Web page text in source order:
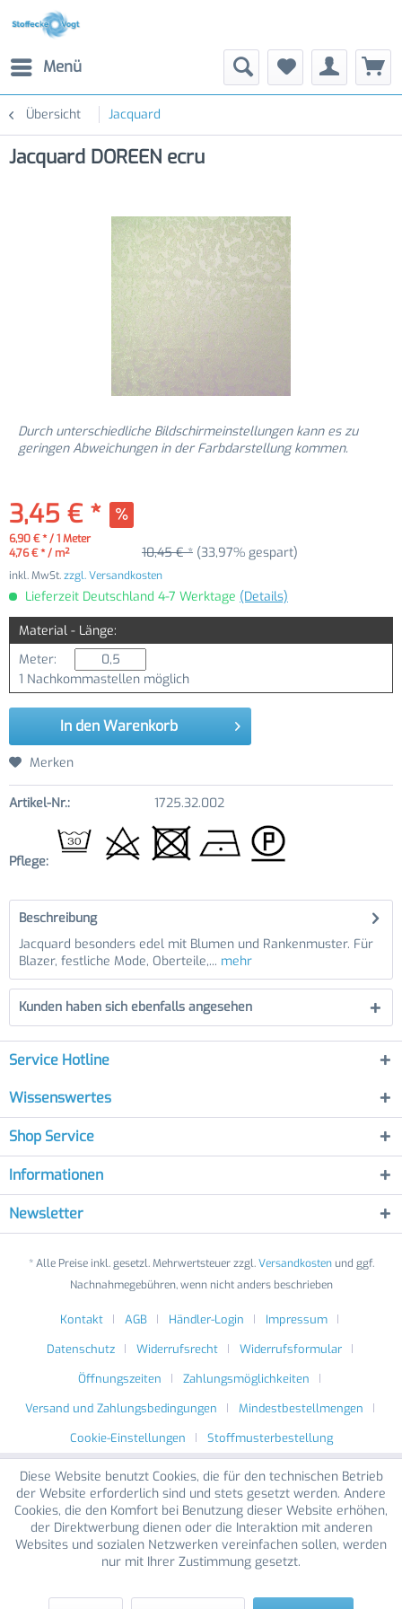
Menü
Übersicht Jacquard
Jacquard DOREEN ecru
Durch unterschiedliche Bildschirmeinstellungen kann es zu
geringen Abweichungen in der Farbdarstellung kommen.
3,45 € *
6,90 € * / 1 Meter
4,76 € * / m²
10,45 € * (33,97% gespart)
inkl. MwSt.zzgl. Versandkosten
Lieferzeit Deutschland 4-7 Werktage (Details)
Material - Länge:
Meter:
1 Nachkommastellen möglich
In den Warenkorb
Merken
Artikel-Nr.: 1725.32.002
Pflege:
Beschreibung
Jacquard besonders edel mit Blumen und Rankenmuster. Für
Blazer, festliche Mode, Oberteile,... mehr
Kunden haben sich ebenfalls angesehen
Service Hotline
Wissenswertes
Shop Service
Informationen
Newsletter
* Alle Preise inkl. gesetzl. Mehrwertsteuer zzgl.Versandkostenund ggf.
Nachnahmegebühren, wenn nicht anders beschrieben
Kontakt AGB Händler-Login
Impressum
Datenschutz
Widerrufsrecht
Widerrufsformular
Öffnungszeiten
Zahlungsmöglichkeiten
Versand und Zahlungsbedingungen
Mindestbestellmengen
Cookie-Einstellungen
Stoffmusterbestellung
Diese Website benutzt Cookies, die für den technischen Betrieb
der Website erforderlich sind und stets gesetzt werden. Andere
Cookies, die den Komfort bei Benutzung dieser Website erhöhen,
der Direktwerbung dienen oder die Interaktion mit anderen
Websites und sozialen Netzwerken vereinfachen sollen, werden
nur mit Ihrer Zustimmung gesetzt.